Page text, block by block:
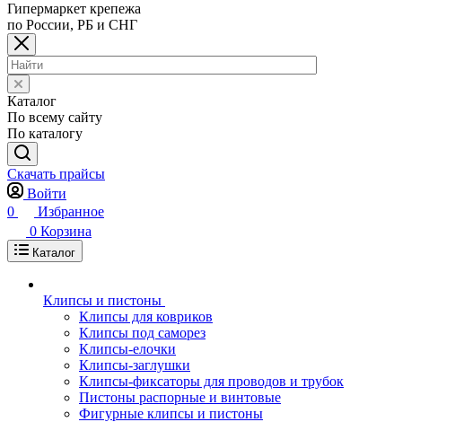
Гипермаркет крепежа
по России, РБ и СНГ
Каталог
По всему сайту
По каталогу
Скачать прайсы
Войти
0
Избранное
0 Корзина
Каталог
Клипсы и пистоны
Клипсы для ковриков
Клипсы под саморез
Клипсы-елочки
Клипсы-заглушки
Клипсы-фиксаторы для проводов и трубок
Пистоны распорные и винтовые
Фигурные клипсы и пистоны